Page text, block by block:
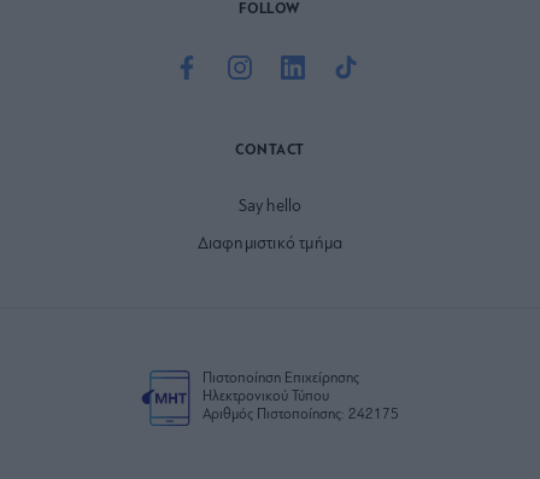
FOLLOW
CONTACT
Say hello
Διαφημιστικό τμήμα
Πιστοποίηση Επιχείρησης
Ηλεκτρονικού Τύπου
Αριθμός Πιστοποίησης: 242175